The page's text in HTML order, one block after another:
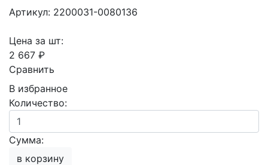
Артикул: 2200031-0080136
Цена за шт:
2 667 ₽
Сравнить
В избранное
Количество:
Сумма:
в корзину